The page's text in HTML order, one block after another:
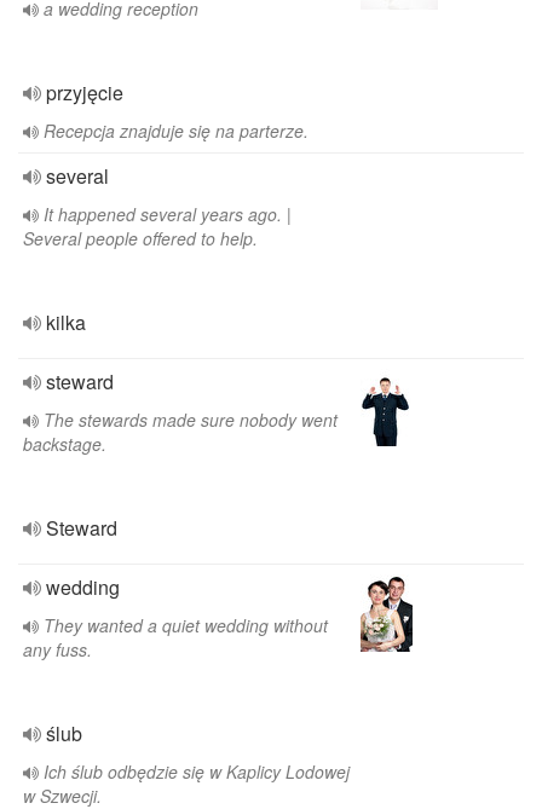
a wedding reception
przyjęcie
Recepcja znajduje się na parterze.
several
It happened several years ago. |
Several people offered to help.
kilka
steward
The stewards made sure nobody went
backstage.
Steward
wedding
They wanted a quiet wedding without
any fuss.
ślub
Ich ślub odbędzie się w Kaplicy Lodowej
w Szwecji.